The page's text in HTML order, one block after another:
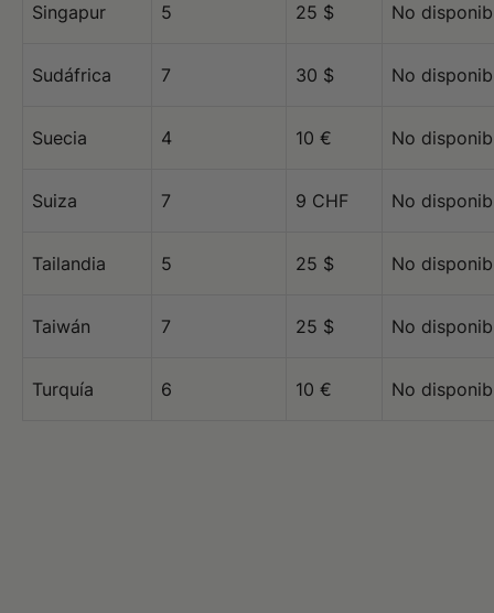
Singapur 5 25 $ No
Sudáfrica 7 30 $ No
Suecia 4 10 € No
Suiza 7 9 CHF No
Tailandia 5 25 $ No
Taiwán 7 25 $ No
Turquía 6 10 € No